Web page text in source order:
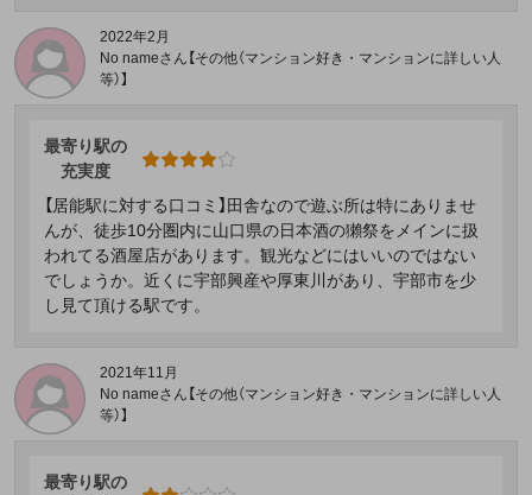
2022年2月
No nameさん【その他（マンション好き・マンションに詳しい人
等）】
最寄り駅の
充実度
【居能駅に対する口コミ】田舎なので遊ぶ所は特にありませ
んが、徒歩10分圏内に山口県の日本酒の獺祭をメインに扱
われてる酒屋店があります。観光などにはいいのではない
でしょうか。近くに宇部興産や厚東川があり、宇部市を少
し見て頂ける駅です。
2021年11月
No nameさん【その他（マンション好き・マンションに詳しい人
等）】
最寄り駅の